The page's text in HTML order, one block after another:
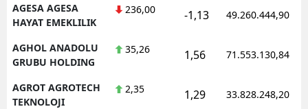
İzmir
Kars
AGESA AGESA
HAYAT EMEKLILIK
236,00 -1,13 49.260.444,90
AGHOL ANADOLU
GRUBU HOLDING
35,26 1,56 71.553.130,84
AGROT AGROTECH
TEKNOLOJI
2,35 1,29 33.828.248,20